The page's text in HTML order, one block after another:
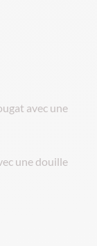
avec une
une douille